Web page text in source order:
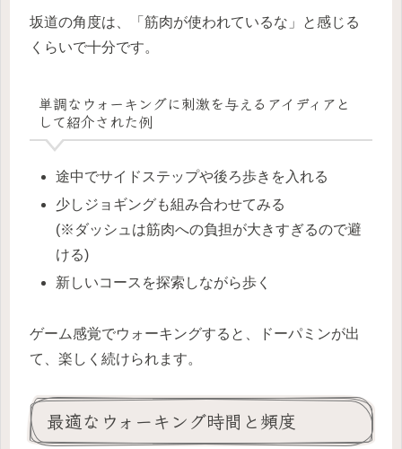
坂道の角度は、「筋肉が使われているな」と感じる
くらいで十分です。
単調なウォーキングに刺激を与えるアイディアと
して紹介された例
途中でサイドステップや後ろ歩きを入れる
少しジョギングも組み合わせてみる
(※ダッシュは筋肉への負担が大きすぎるので避
ける)
新しいコースを探索しながら歩く
ゲーム感覚でウォーキングすると、ドーパミンが出
て、楽しく続けられます。
最適なウォーキング時間と頻度